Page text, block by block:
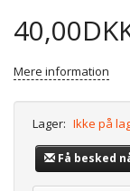
Mere information
Lager: Ikke på
Få besked